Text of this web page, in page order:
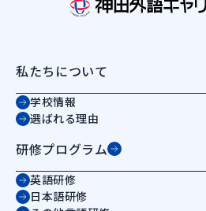
私たちについて
学校情報
選ばれる理由
研修プログラム
英語研修
日本語研修